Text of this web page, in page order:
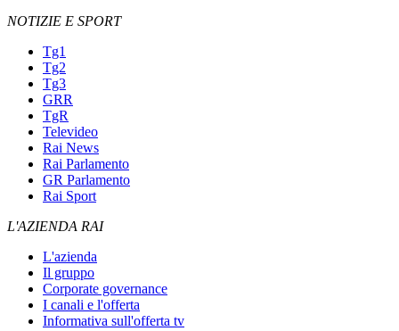
NOTIZIE E SPORT
Tg1
Tg2
Tg3
GRR
TgR
Televideo
Rai News
Rai Parlamento
GR Parlamento
Rai Sport
L'AZIENDA RAI
L'azienda
Il gruppo
Corporate governance
I canali e l'offerta
Informativa sull'offerta tv